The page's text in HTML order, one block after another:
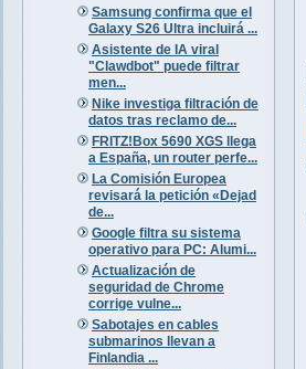
Samsung confirma que el
Galaxy S26 Ultra incluirá ...
Asistente de IA viral
"Clawdbot" puede filtrar
men...
Nike investiga filtración de
datos tras reclamo de...
FRITZ!Box 5690 XGS llega
a España, un router perfe...
La Comisión Europea
revisará la petición «Dejad
de...
Google filtra su sistema
operativo para PC: Alumi...
Actualización de
seguridad de Chrome
corrige vulne...
Sabotajes en cables
submarinos llevan a
Finlandia ...